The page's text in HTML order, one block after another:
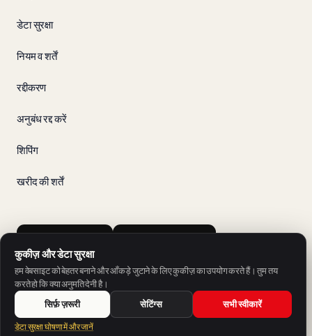
डेटा सुरक्षा
नियम व शर्तें
रद्दीकरण
अनुबंध रद्द करें
शिपिंग
खरीद की शर्तें
SH Sprachschule Heilbronn की एक पेशकश।
© 2026 V-IZ
कुकीज़ और डेटा सुरक्षा
हम वेबसाइट को बेहतर बनाने और आँकड़े जुटाने के लिए कुकीज़ का उपयोग करते हैं। तुम तय
करते हो कि क्या अनुमति देनी है।
सिर्फ़ ज़रूरी
सेटिंग्स सभी स्वीकारें
डेटा सुरक्षा घोषणा में और जानें